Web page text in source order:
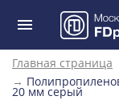
Главная страница
→
20 мм серый